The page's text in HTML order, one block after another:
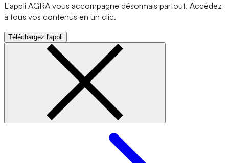
L'appli AGRA vous accompagne désormais partout. Accédez
à tous vos contenus en un clic.
Téléchargez l'appli